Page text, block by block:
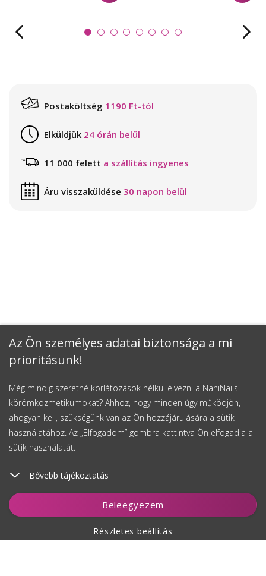
Az Ön személyes adatai biztonsága a mi
prioritásunk!
Még mindig szeretné korlátozások nélkül élvezni a NaniNails
körömkozmetikumokat? Ahhoz, hogy minden úgy működjön,
ahogyan kell, szükségünk van az Ön hozzájárulására a sütik
használatához. Az „Elfogadom” gombra kattintva Ön elfogadja a
sütik használatát.
Bővebb tájékoztatás
Beleegyezem
Részletes beállítás
Kosárhoz ad
Postaköltség 1190 Ft-tól
Elküldjük 24 órán belül
11 000 felett a szállítás ingyenes
Áru visszaküldése 30 napon belül